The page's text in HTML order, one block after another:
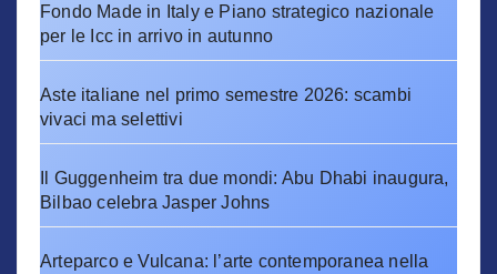
Fondo Made in Italy e Piano strategico nazionale
per le Icc in arrivo in autunno
Aste italiane nel primo semestre 2026: scambi
vivaci ma selettivi
Il Guggenheim tra due mondi: Abu Dhabi inaugura,
Bilbao celebra Jasper Johns
Arteparco e Vulcana: l’arte contemporanea nella